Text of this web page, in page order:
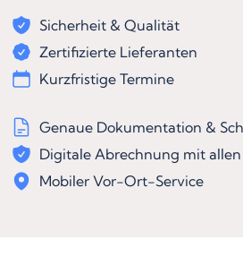
Sicherheit & Qualität
Zertifizierte Lieferanten
Kurzfristige Termine
Genaue Dokumentation &
Digitale Abrechnung mit
Mobiler Vor-Ort-Service